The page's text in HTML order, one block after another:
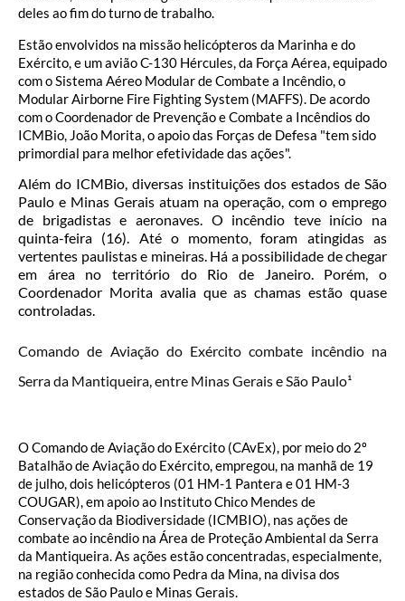
deles ao fim do turno de trabalho.
Estão envolvidos na missão helicópteros da Marinha e do
Exército, e um avião C-130 Hércules, da Força Aérea, equipado
com o Sistema Aéreo Modular de Combate a Incêndio, o
Modular Airborne Fire Fighting System (MAFFS). De acordo
com o Coordenador de Prevenção e Combate a Incêndios do
ICMBio, João Morita, o apoio das Forças de Defesa "tem sido
primordial para melhor efetividade das ações".
Além do ICMBio, diversas instituições dos estados de São
Paulo e Minas Gerais atuam na operação, com o emprego
de brigadistas e aeronaves. O incêndio teve início na
quinta-feira (16). Até o momento, foram atingidas as
vertentes paulistas e mineiras. Há a possibilidade de chegar
em área no território do Rio de Janeiro. Porém, o
Coordenador Morita avalia que as chamas estão quase
controladas.
Comando de Aviação do Exército combate incêndio na
Serra da Mantiqueira, entre Minas Gerais e São Paulo¹
O Comando de Aviação do Exército (CAvEx), por meio do 2º
Batalhão de Aviação do Exército, empregou, na manhã de 19
de julho, dois helicópteros (01 HM-1 Pantera e 01 HM-3
COUGAR), em apoio ao Instituto Chico Mendes de
Conservação da Biodiversidade (ICMBIO), nas ações de
combate ao incêndio na Área de Proteção Ambiental da Serra
da Mantiqueira. As ações estão concentradas, especialmente,
na região conhecida como Pedra da Mina, na divisa dos
estados de São Paulo e Minas Gerais.